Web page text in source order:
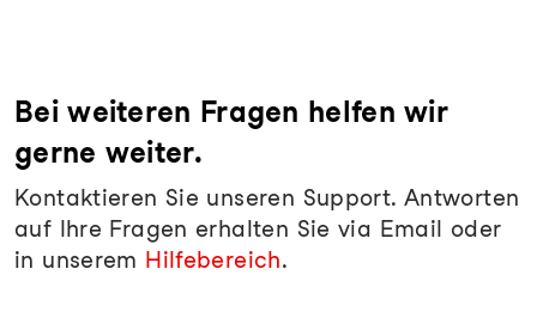
Bei weiteren Fragen helfen wir
gerne weiter.
Kontaktieren Sie unseren Support. Antworten
auf Ihre Fragen erhalten Sie via Email oder
in unserem Hilfebereich.